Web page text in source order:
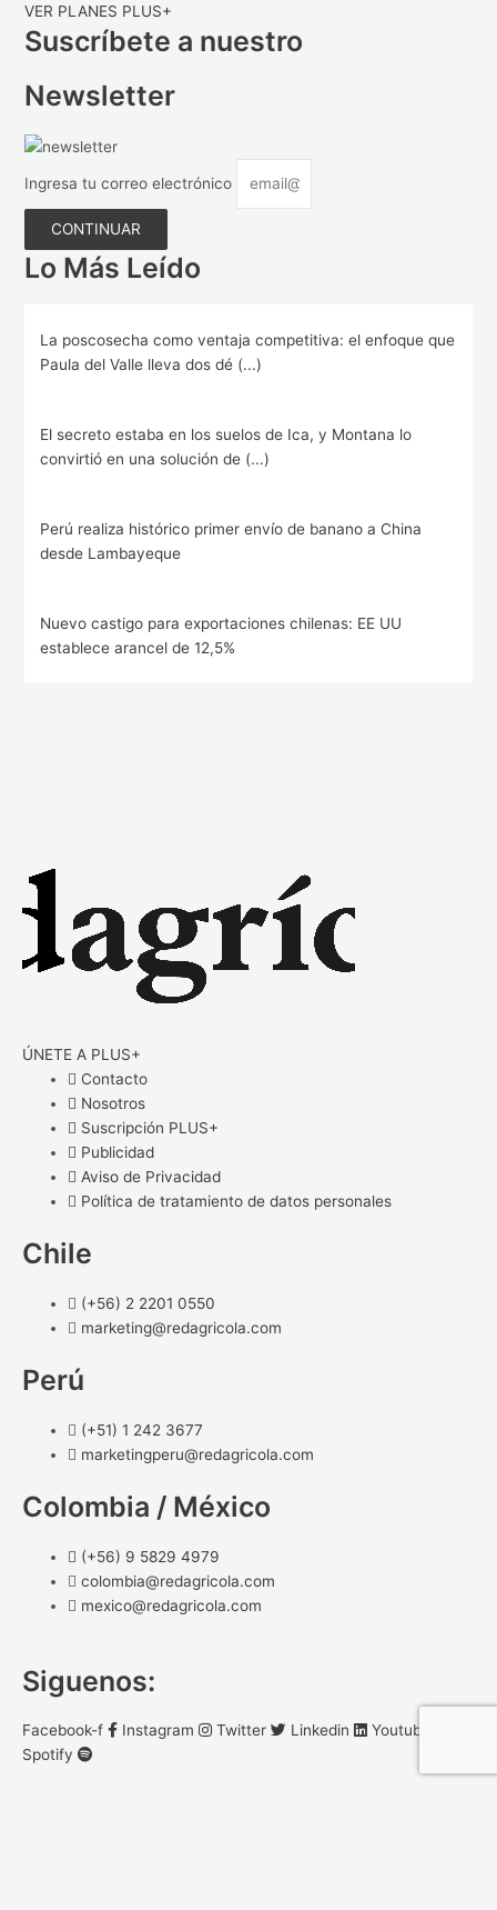
VER PLANES PLUS+
Suscríbete a nuestro
Newsletter
Ingresa tu correo electrónico
CONTINUAR
Lo Más Leído
La poscosecha como ventaja competitiva: el enfoque que
Paula del Valle lleva dos dé (...)
El secreto estaba en los suelos de Ica, y Montana lo
convirtió en una solución de (...)
Perú realiza histórico primer envío de banano a China
desde Lambayeque
Nuevo castigo para exportaciones chilenas: EE UU
establece arancel de 12,5%
ÚNETE A PLUS+
Contacto
Nosotros
Suscripción PLUS+
Publicidad
Aviso de Privacidad
Política de tratamiento de datos personales
Chile
(+56) 2 2201 0550
marketing@redagricola.com
Perú
(+51) 1 242 3677
marketingperu@redagricola.com
Colombia / México
(+56) 9 5829 4979
colombia@redagricola.com
mexico@redagricola.com
Siguenos:
Facebook-f Instagram Twitter Linkedin
Youtube
Spotify